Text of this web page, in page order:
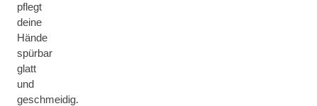
pflegt
deine
Hände
spürbar
glatt
und
geschmeidig.